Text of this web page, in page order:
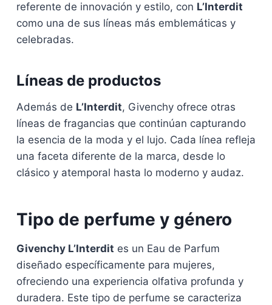
referente de innovación y estilo, con L’Interdit
como una de sus líneas más emblemáticas y
celebradas.
Líneas de productos
Además de L’Interdit, Givenchy ofrece otras
líneas de fragancias que continúan capturando
la esencia de la moda y el lujo. Cada línea refleja
una faceta diferente de la marca, desde lo
clásico y atemporal hasta lo moderno y audaz.
Tipo de perfume y género
Givenchy L’Interdit es un Eau de Parfum
diseñado específicamente para mujeres,
ofreciendo una experiencia olfativa profunda y
duradera. Este tipo de perfume se caracteriza